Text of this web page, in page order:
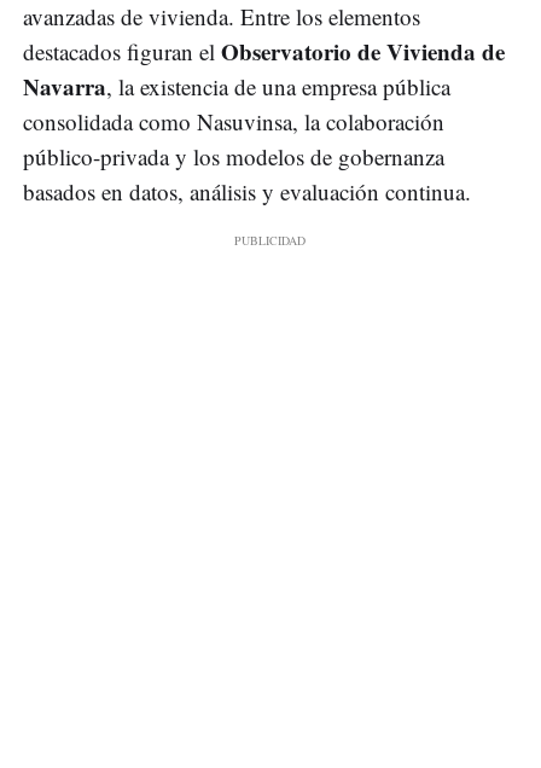
avanzadas de vivienda. Entre los elementos
destacados figuran el Observatorio de Vivienda de
Navarra, la existencia de una empresa pública
consolidada como Nasuvinsa, la colaboración
público-privada y los modelos de gobernanza
basados en datos, análisis y evaluación continua.